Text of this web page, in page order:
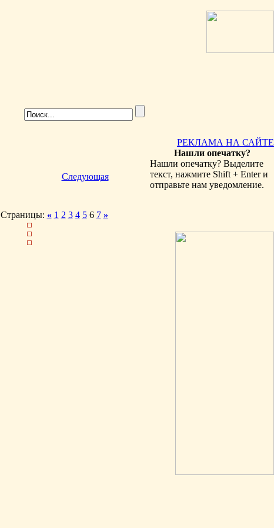
Следующая
Страницы: « 1 2 3 4 56 7 »
РЕКЛАМА НА САЙТЕ
Нашли опечатку?
Нашли опечатку? Выделите
текст, нажмите Shift + Enter и
отправьте нам уведомление.